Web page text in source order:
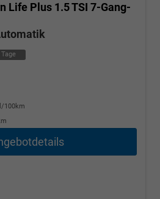
Life Plus 1.5 TSI 7-Gang-
Tage
100km